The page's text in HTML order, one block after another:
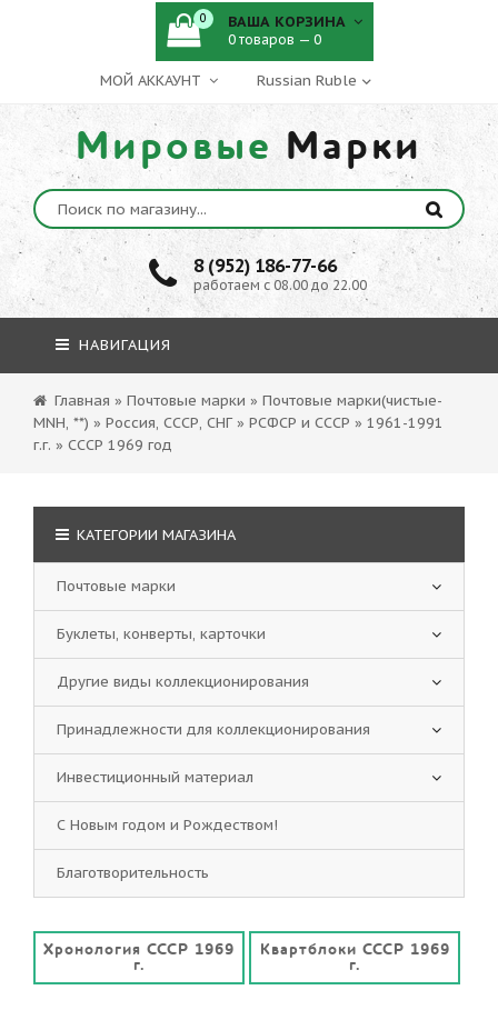
МОЙ АККАУНТ
Мировые Марки
8 (952) 186-77-66
работаем с 08.00 до 22.00
0 ВАША КОРЗИНА
0 товаров — 0
НАВИГАЦИЯ
Главная » Почтовые марки » Почтовые марки(чистые-
MNH, **) » Россия, СССР, СНГ » РСФСР и СССР » 1961-1991
г.г. » СССР 1969 год
Хронология СССР 1969
г.
Квартблоки СССР 1969
г.
КАТЕГОРИИ МАГАЗИНА
Почтовые марки
Буклеты, конверты, карточки
Другие виды коллекционирования
Принадлежности для коллекционирования
Инвестиционный материал
С Новым годом и Рождеством!
Благотворительность